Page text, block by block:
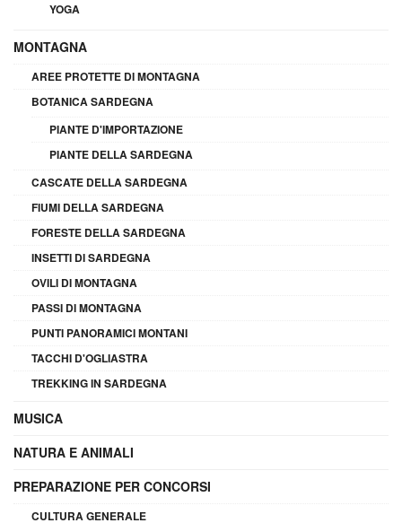
YOGA
MONTAGNA
AREE PROTETTE DI MONTAGNA
BOTANICA SARDEGNA
PIANTE D'IMPORTAZIONE
PIANTE DELLA SARDEGNA
CASCATE DELLA SARDEGNA
FIUMI DELLA SARDEGNA
FORESTE DELLA SARDEGNA
INSETTI DI SARDEGNA
OVILI DI MONTAGNA
PASSI DI MONTAGNA
PUNTI PANORAMICI MONTANI
TACCHI D'OGLIASTRA
TREKKING IN SARDEGNA
MUSICA
NATURA E ANIMALI
PREPARAZIONE PER CONCORSI
CULTURA GENERALE